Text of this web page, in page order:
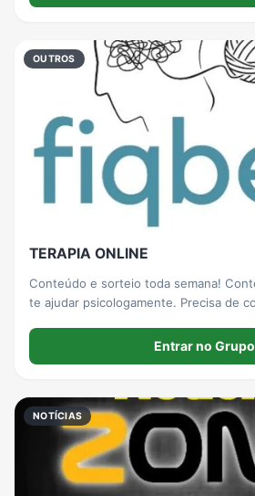
OUTROS
TERAPIA ONLINE
Conteúdo e sorteio toda semana! Conteúdos e sorteios para
te ajudar psicologamente. Precisa de consulta individual?
Entrar no Grupo
NOTÍCIAS